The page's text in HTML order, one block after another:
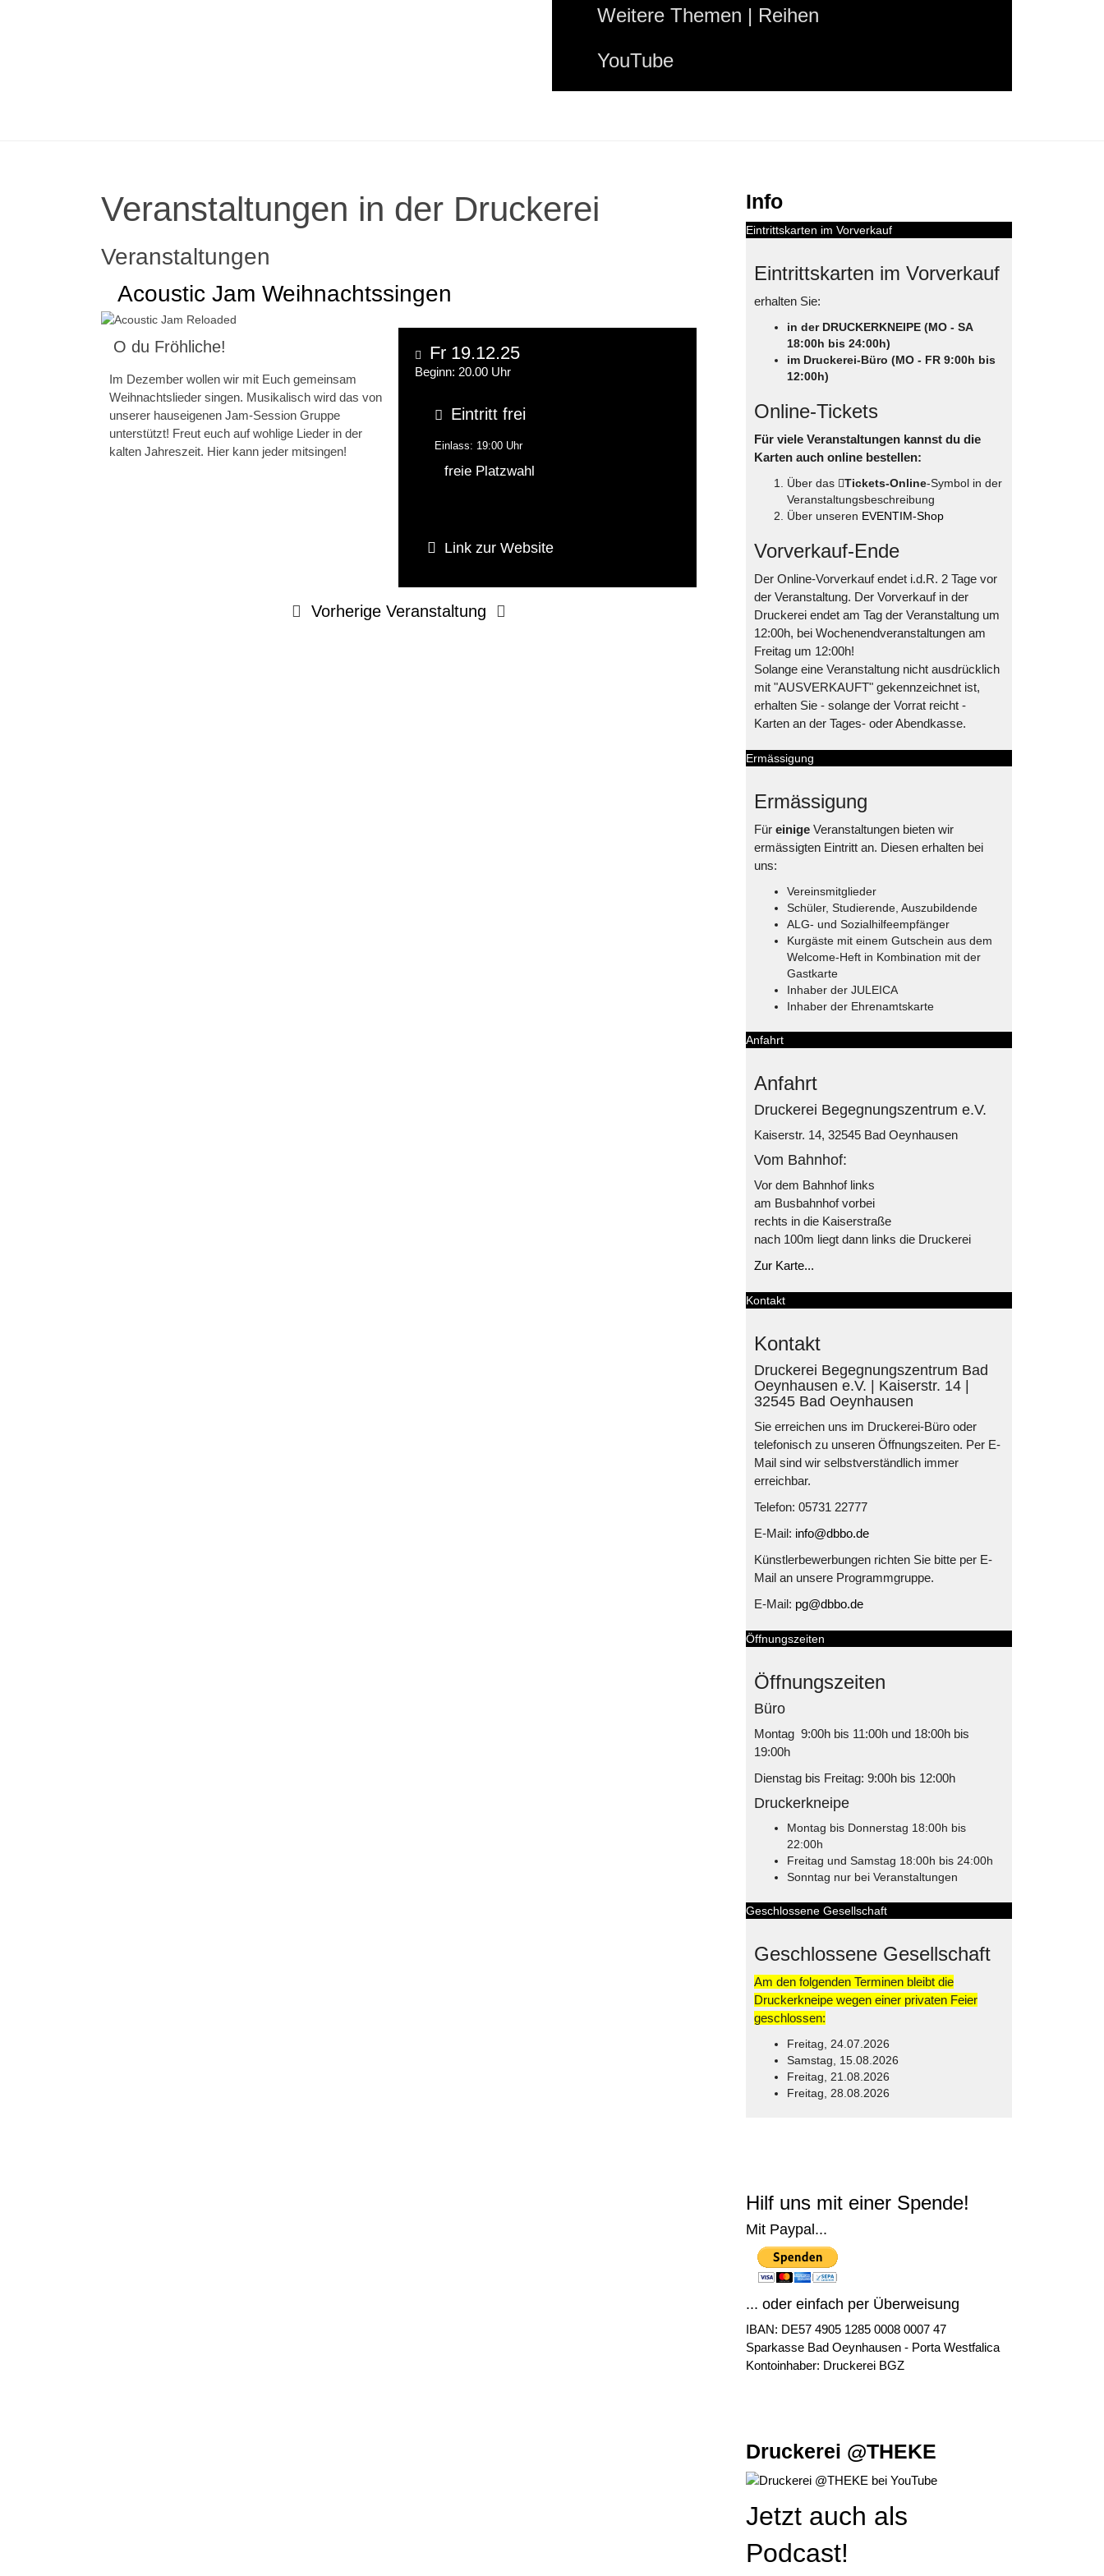
Weitere Themen | Reihen
YouTube
Veranstaltungen in der Druckerei
Veranstaltungen
Acoustic Jam Weihnachtssingen
O du Fröhliche!
Im Dezember wollen wir mit Euch gemeinsam
Weihnachtslieder singen. Musikalisch wird das von
unserer hauseigenen Jam-Session Gruppe
unterstützt! Freut euch auf wohlige Lieder in der
kalten Jahreszeit. Hier kann jeder mitsingen!
Fr 19.12.25
Beginn: 20.00 Uhr
Eintritt frei
Einlass: 19:00 Uhr
freie Platzwahl
Link zur Website
Vorherige Veranstaltung
Info
Eintrittskarten im Vorverkauf
Eintrittskarten im Vorverkauf
erhalten Sie:
in der DRUCKERKNEIPE (MO - SA
18:00h bis 24:00h)
im Druckerei-Büro (MO - FR 9:00h bis
12:00h)
Online-Tickets
Für viele Veranstaltungen kannst du die
Karten auch online bestellen:
Über das Tickets-Online-Symbol in der
Veranstaltungsbeschreibung
Über unseren EVENTIM-Shop
Vorverkauf-Ende
Der Online-Vorverkauf endet i.d.R. 2 Tage vor
der Veranstaltung. Der Vorverkauf in der
Druckerei endet am Tag der Veranstaltung um
12:00h, bei Wochenendveranstaltungen am
Freitag um 12:00h!
Solange eine Veranstaltung nicht ausdrücklich
mit "AUSVERKAUFT" gekennzeichnet ist,
erhalten Sie - solange der Vorrat reicht -
Karten an der Tages- oder Abendkasse.
Ermässigung
Ermässigung
Für einigeVeranstaltungen bieten wir
ermässigten Eintritt an. Diesen erhalten bei
uns:
Vereinsmitglieder
Schüler, Studierende, Auszubildende
ALG- und Sozialhilfeempfänger
Kurgäste mit einem Gutschein aus dem
Welcome-Heft in Kombination mit der
Gastkarte
Inhaber der JULEICA
Inhaber der Ehrenamtskarte
Anfahrt
Anfahrt
Druckerei Begegnungszentrum e.V.
Kaiserstr. 14, 32545 Bad Oeynhausen
Vom Bahnhof:
Vor dem Bahnhof links
am Busbahnhof vorbei
rechts in die Kaiserstraße
nach 100m liegt dann links die Druckerei
Zur Karte...
Kontakt
Kontakt
Druckerei Begegnungszentrum Bad
Oeynhausen e.V. | Kaiserstr. 14 |
32545 Bad Oeynhausen
Sie erreichen uns im Druckerei-Büro oder
telefonisch zu unseren Öffnungszeiten. Per E-
Mail sind wir selbstverständlich immer
erreichbar.
Telefon: 05731 22777
E-Mail: info@dbbo.de
Künstlerbewerbungen richten Sie bitte per E-
Mail an unsere Programmgruppe.
E-Mail: pg@dbbo.de
Öffnungszeiten
Öffnungszeiten
Büro
Montag 9:00h bis 11:00h und 18:00h bis
19:00h
Dienstag bis Freitag: 9:00h bis 12:00h
Druckerkneipe
Montag bis Donnerstag 18:00h bis
22:00h
Freitag und Samstag 18:00h bis 24:00h
Sonntag nur bei Veranstaltungen
Geschlossene Gesellschaft
Geschlossene Gesellschaft
Am den folgenden Terminen bleibt die
Druckerkneipe wegen einer privaten Feier
geschlossen:
Freitag, 24.07.2026
Samstag, 15.08.2026
Freitag, 21.08.2026
Freitag, 28.08.2026
Hilf uns mit einer Spende!
Mit Paypal...
... oder einfach per Überweisung
IBAN: DE57 4905 1285 0008 0007 47
Sparkasse Bad Oeynhausen - Porta Westfalica
Kontoinhaber: Druckerei BGZ
Druckerei @THEKE
Jetzt auch als
Podcast!